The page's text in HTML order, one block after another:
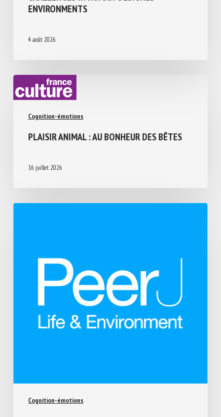
ENVIRONMENTS
4 août 2026
Cognition-émotions
PLAISIR ANIMAL : AU BONHEUR DES BÊTES
16 juillet 2026